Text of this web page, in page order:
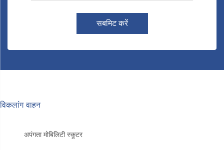
सबमिट करें
विकलांग वाहन
अपंगता मोबिलिटी स्कूटर